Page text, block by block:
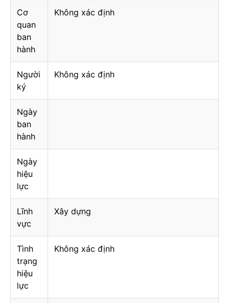
Cơ
quan
ban
hành
Không xác định
Người
ký
Không xác định
Ngày
ban
hành
Ngày
hiệu
lực
Lĩnh
vực
Xây dựng
Tình
trạng
hiệu
lực
Không xác định